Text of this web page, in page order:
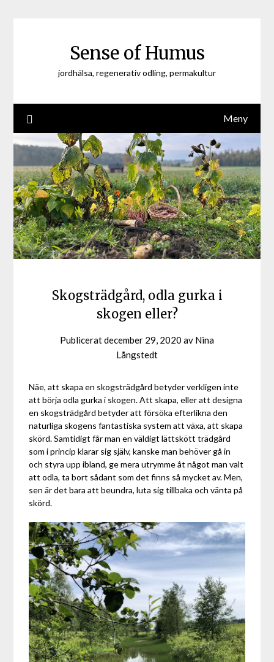
Sense of Humus
jordhälsa, regenerativ odling, permakultur
Meny
Skogsträdgård, odla gurka i
skogen eller?
Publiceratdecember 29, 2020 av Nina
Långstedt
Näe, att skapa en skogsträdgård betyder verkligen inte
att börja odla gurka i skogen. Att skapa, eller att designa
en skogsträdgård betyder att försöka efterlikna den
naturliga skogens fantastiska system att växa, att skapa
skörd. Samtidigt får man en väldigt lättskött trädgård
som i princip klarar sig själv, kanske man behöver gå in
och styra upp ibland, ge mera utrymme åt något man valt
att odla, ta bort sådant som det finns så mycket av. Men,
sen är det bara att beundra, luta sig tillbaka och vänta på
skörd.